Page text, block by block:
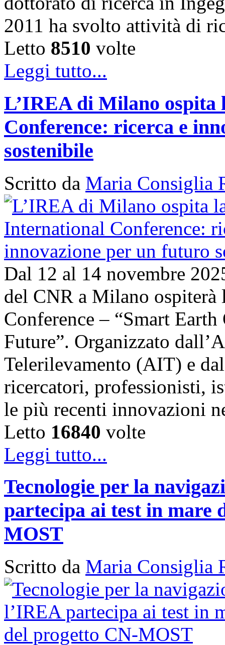
2011 ha svolto attività di
Letto 8510 volte
Leggi tutto...
L’IREA di Milano
Conference: ricerca e
sostenibile
Scritto da Maria Consiglia
Dal 12 al 14 novembre
del CNR a Milano
Conference – “Smart
Future”. Organizzato
Telerilevamento (AIT) e
ricercatori, professionisti,
le più recenti innovazioni
Letto 16840 volte
Leggi tutto...
Tecnologie per la
partecipa ai test in mare
MOST
Scritto da Maria Consiglia